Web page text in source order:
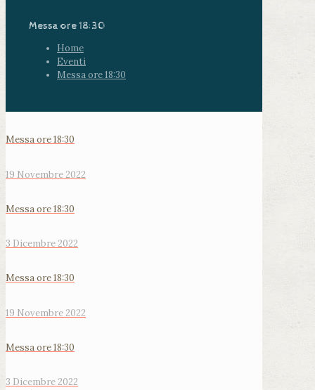
Messa ore 18:30
Home
Eventi
Messa ore 18:30
Messa ore 18:30
19 Novembre 2022
Messa ore 18:30
3 Dicembre 2022
Messa ore 18:30
19 Novembre 2022
Messa ore 18:30
3 Dicembre 2022